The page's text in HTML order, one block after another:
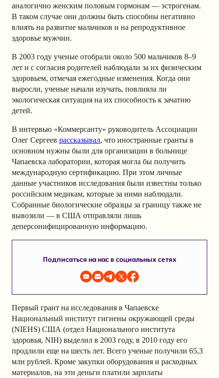
аналогично женским половым гормонам — эстрогенам.
В таком случае они должны быть способны негативно
влиять на развитие мальчиков и на репродуктивное
здоровье мужчин.
В 2003 году ученые отобрали около 500 мальчиков 8–9
лет и с согласия родителей наблюдали за их физическим
здоровьем, отмечая ежегодные изменения. Когда они
выросли, ученые начали изучать, повлияла ли
экологическая ситуация на их способность к зачатию
детей.
В интервью «Коммерсанту» руководитель Ассоциации
Олег Сергеев рассказывал, что иностранные гранты в
основном нужны были для организации в больнице
Чапаевска лаборатории, которая могла бы получить
международную сертификацию. При этом личные
данные участников исследования были известны только
российским медикам, которые за ними наблюдали.
Собранные биологические образцы за границу также не
вывозили — в США отправляли лишь
деперсонифицированную информацию.
Подписаться на нас в социальных сетях
Первый грант на исследования в Чапаевске
Национальный институт гигиены окружающей среды
(NIEHS) США (отдел Национального института
здоровья, NIH) выделил в 2003 году, в 2010 году его
продлили еще на шесть лет. Всего ученые получили 65,3
млн рублей. Кроме закупки оборудования и расходных
материалов, на эти деньги платили зарплаты